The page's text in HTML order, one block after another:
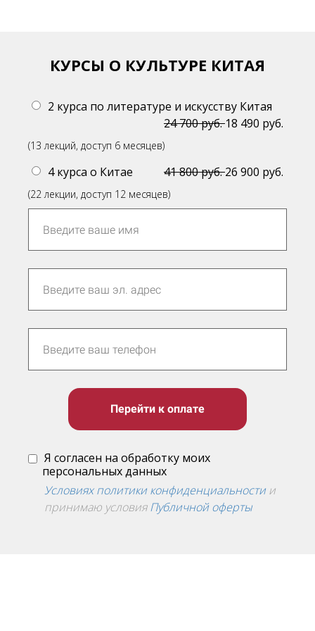
КУРСЫ О КУЛЬТУРЕ КИТАЯ
2 курса по литературе и искусству Китая
24 700 руб.18 490 руб.
(13 лекций, доступ 6 месяцев)
4 курса о Китае 41 800 руб.26 900 руб.
(22 лекции, доступ 12 месяцев)
Перейти к оплате
Я согласен на обработку моих
персональных данных
Условиях политики конфиденциальности и
принимаю условияПубличной оферты